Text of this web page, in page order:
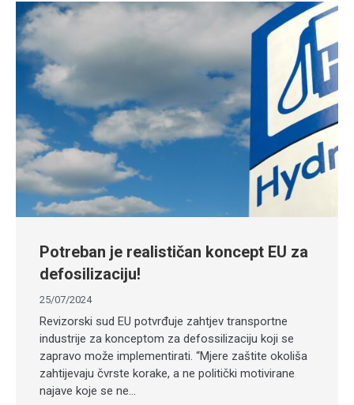
Potreban je realističan koncept EU za
defosilizaciju!
25/07/2024
Revizorski sud EU potvrđuje zahtjev transportne
industrije za konceptom za defossilizaciju koji se
zapravo može implementirati. “Mjere zaštite okoliša
zahtijevaju čvrste korake, a ne politički motivirane
najave koje se ne…